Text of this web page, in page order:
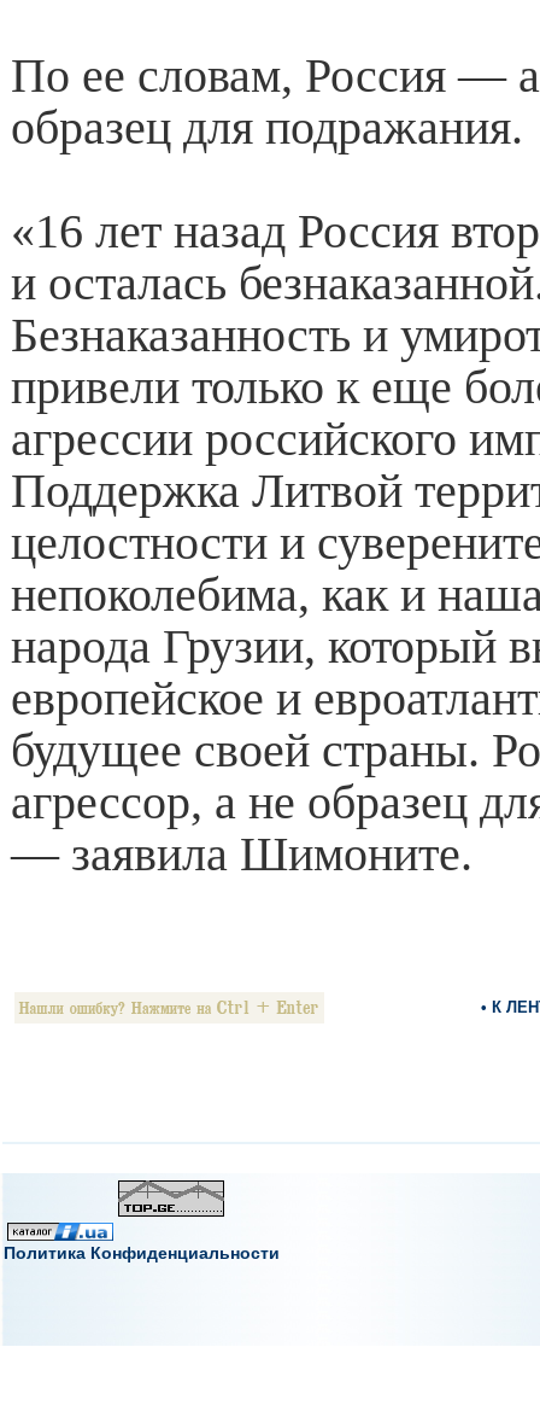
По ее словам, Россия —
образец для подражания.
«16 лет назад Россия
и осталась
Безнаказанность и
привели только к еще
агрессии российского
Поддержка Литвой
целостности и
непоколебима, как и
народа Грузии, который
европейское и
будущее своей страны.
агрессор, а не образец
— заявила Шимоните.
• К
Политика Конфиденциальности